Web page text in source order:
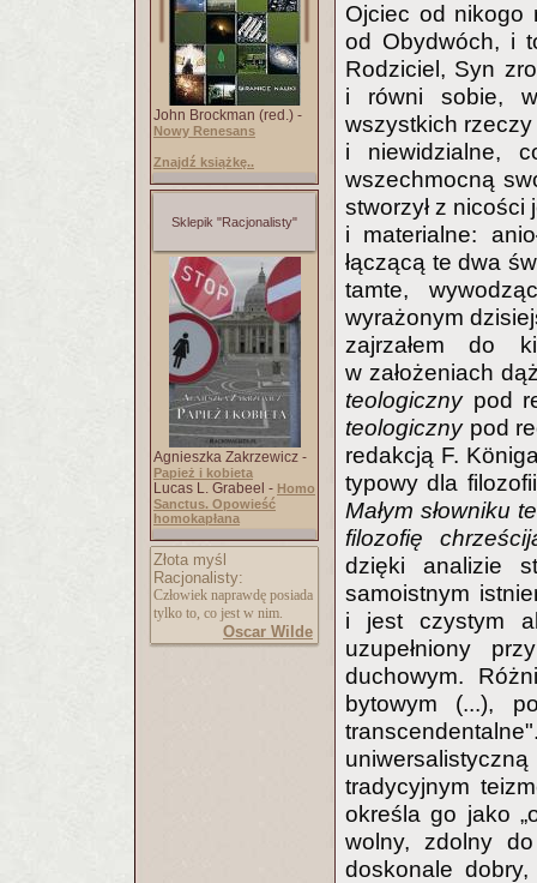
John Brockman (red.) -
Nowy Renesans
Znajdź książkę..
Sklepik "Racjonalisty"
Agnieszka Zakrzewicz -
Papież i kobieta
Lucas L. Grabeel - Homo
Sanctus. Opowieść
homokapłana
Złota myśl
Racjonalisty:
Człowiek naprawdę posiada
tylko to, co jest w nim.
Oscar Wilde
Ojciec od nikogo
od Obydwóch, i
Rodziciel, Syn
i równi sobie,
wszystkich
i niewidzialne,
wszechmocną
stworzył z
i materialne:
łączącą te dwa
tamte,
wyrażonym
zajrzałem do
w założeniach
teologicznypod
teologicznypod
redakcją F.
typowy dla
Małym słowniku
filozofię
dzięki analizie
samoistnym
i jest czystym
uzupełniony
duchowym.
bytowym (...),
tradycyjnym
określa go jako
wolny, zdolny
doskonale